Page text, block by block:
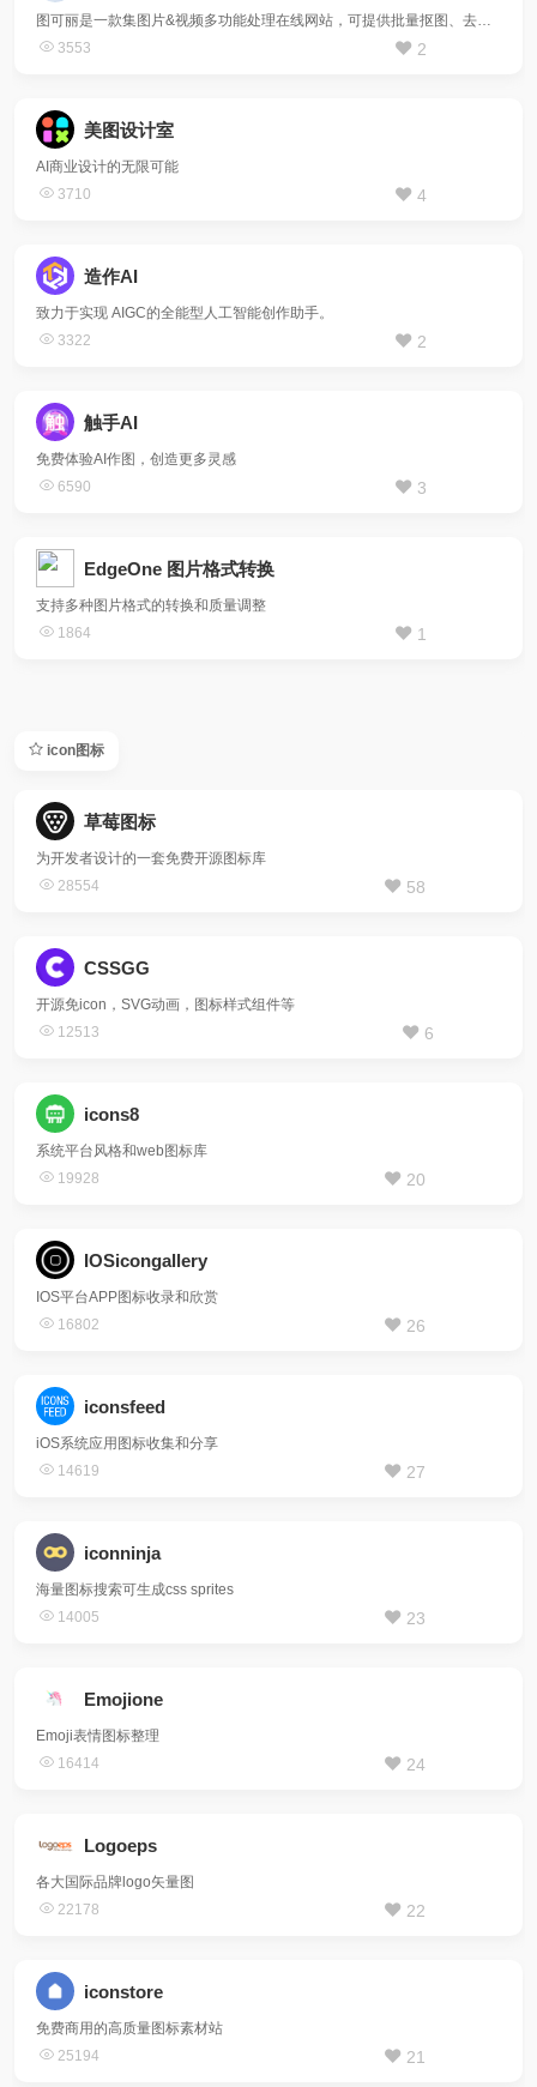
图可丽是一款集图片&视频多功能处理在线网站，可提供批量抠图、去水印、视频抠图、一键生成漫画、视频转漫画、图像修复、模糊视频变高清、AI绘画、AI更换背景等功能。
3553
2
美图设计室
AI商业设计的无限可能
3710
4
造作AI
致力于实现 AIGC的全能型人工智能创作助手。
3322
2
触手AI
免费体验AI作图，创造更多灵感
6590
3
EdgeOne 图片格式转换
支持多种图片格式的转换和质量调整
1864
1
icon图标
草莓图标
为开发者设计的一套免费开源图标库
28554
58
CSSGG
开源免icon，SVG动画，图标样式组件等
12513
6
icons8
系统平台风格和web图标库
19928
20
IOSicongallery
IOS平台APP图标收录和欣赏
16802
26
iconsfeed
iOS系统应用图标收集和分享
14619
27
iconninja
海量图标搜索可生成css sprites
14005
23
Emojione
Emoji表情图标整理
16414
24
Logoeps
各大国际品牌logo矢量图
22178
22
iconstore
免费商用的高质量图标素材站
25194
21